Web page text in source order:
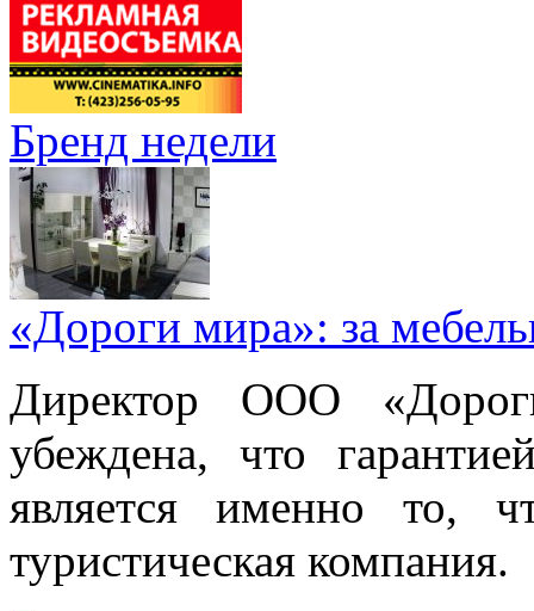
Бренд недели
«Дороги мира»: за
Директор ООО
убеждена, что
является именно то,
туристическая компания.